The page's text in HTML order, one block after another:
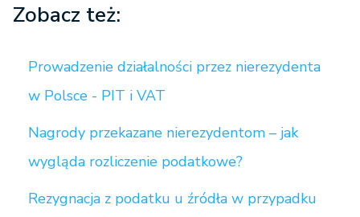
Zobacz też:
Prowadzenie działalności przez nierezydenta
w Polsce - PIT i VAT
Nagrody przekazane nierezydentom – jak
wygląda rozliczenie podatkowe?
Rezygnacja z podatku u źródła w przypadku